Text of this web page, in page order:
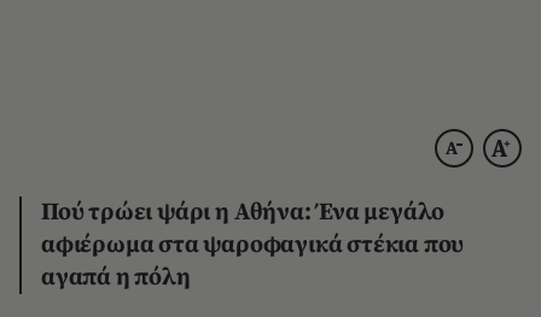
Πού τρώει ψάρι η Αθήνα: Ένα μεγάλο
αφιέρωμα στα ψαροφαγικά στέκια που
αγαπά η πόλη